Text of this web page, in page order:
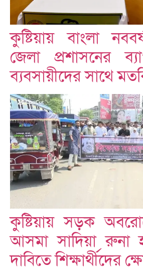
কুষ্টিয়ায় বাংলা
জেলা প্রশাসনের
ব্যবসায়ীদের সাথে
কুষ্টিয়ায় সড়ক
আসমা সাদিয়া রুনা
দাবিতে শিক্ষার্থীদের